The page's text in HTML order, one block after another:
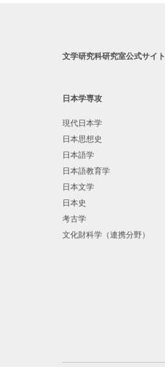
文学研究科研究室公式サイト
日本学専攻
現代日本学
日本思想史
日本語学
日本語教育学
日本文学
日本史
考古学
文化財科学（連携分野）